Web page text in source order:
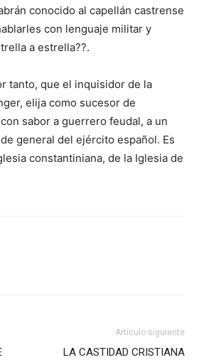
conocido al capellán castrense
con lenguaje militar y
a estrella??.
tanto, que el inquisidor de la
elija como sucesor de
sabor a guerrero feudal, a un
general del ejército español. Es
constantiniana, de la Iglesia de
Artículo siguiente
LA CASTIDAD CRISTIANA